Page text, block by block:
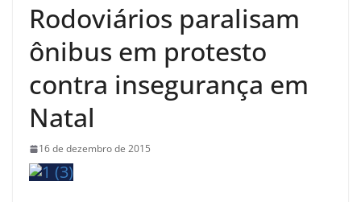
Rodoviários paralisam
ônibus em protesto
contra insegurança em
Natal
16 de dezembro de 2015